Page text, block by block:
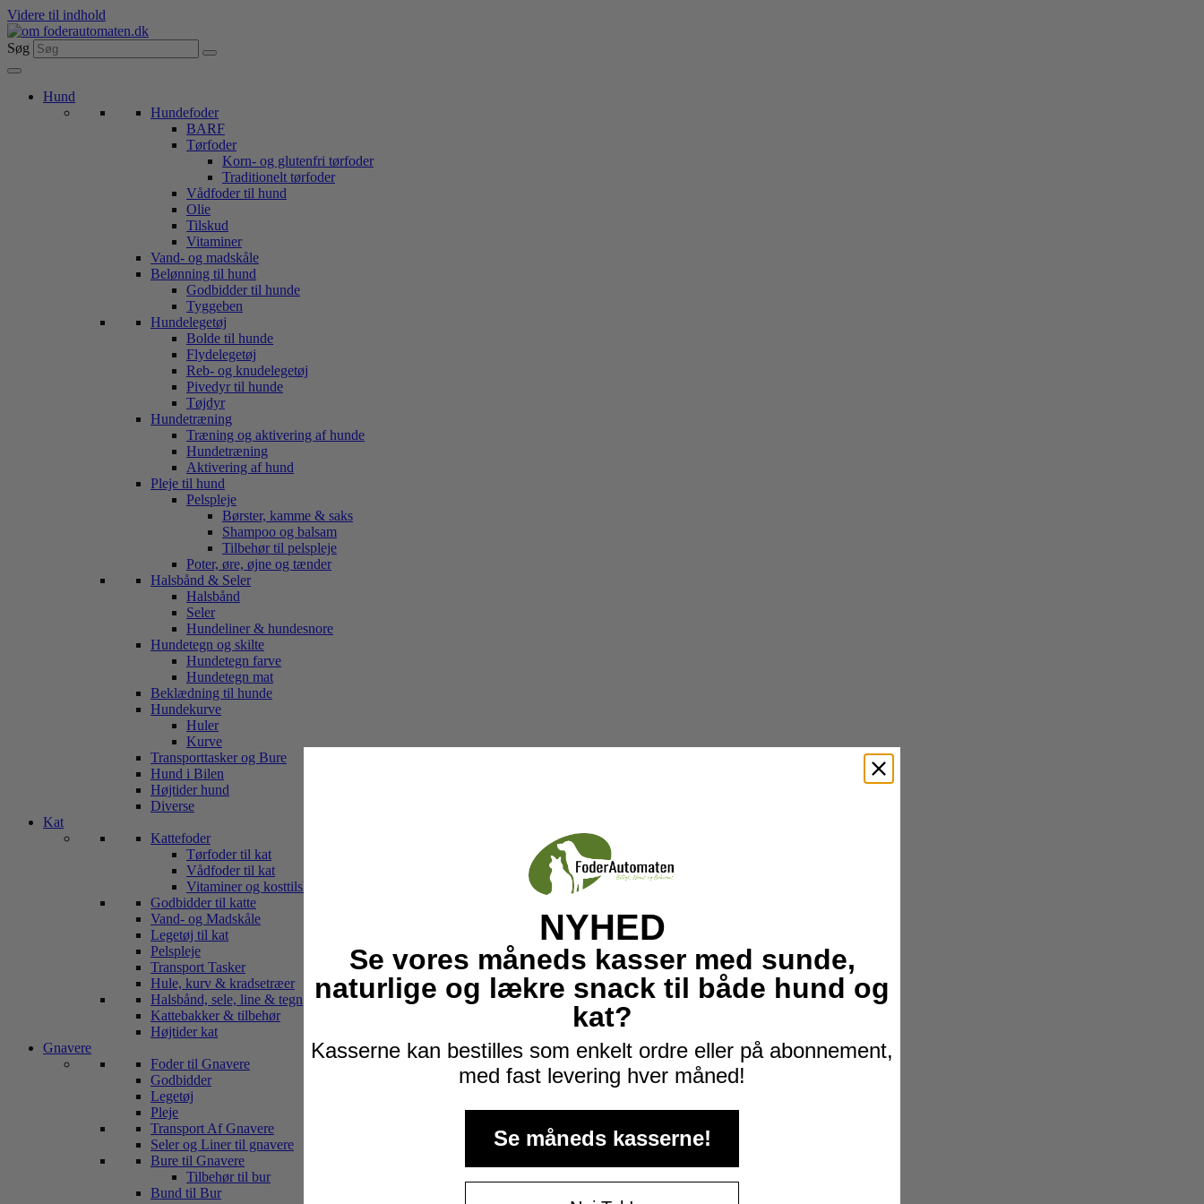
Videre til indhold
Søg
Hund
Hundefoder
BARF
Tørfoder
Korn- og glutenfri tørfoder
Traditionelt tørfoder
Vådfoder til hund
Olie
Tilskud
Vitaminer
Vand- og madskåle
Belønning til hund
Godbidder til hunde
Tyggeben
Hundelegetøj
Bolde til hunde
Flydelegetøj
Reb- og knudelegetøj
Pivedyr til hunde
Tøjdyr
Hundetræning
Træning og aktivering af hunde
Hundetræning
Aktivering af hund
Pleje til hund
Pelspleje
Børster, kamme & saks
Shampoo og balsam
Tilbehør til pelspleje
Poter, øre, øjne og tænder
Halsbånd & Seler
Halsbånd
Seler
Hundeliner & hundesnore
Hundetegn og skilte
Hundetegn farve
Hundetegn mat
Beklædning til hunde
Hundekurve
Huler
Kurve
Transporttasker og Bure
Hund i Bilen
Højtider hund
Diverse
Kat
Kattefoder
Tørfoder til kat
Vådfoder til kat
Vitaminer og kosttilskud
Godbidder til katte
Vand- og Madskåle
Legetøj til kat
Pelspleje
Transport Tasker
Hule, kurv & kradsetræer
Halsbånd, sele, line & tegn
Kattebakker & tilbehør
Højtider kat
Gnavere
Foder til Gnavere
Godbidder
Legetøj
Pleje
Transport Af Gnavere
Seler og Liner til gnavere
Bure til Gnavere
Tilbehør til bur
Bund til Bur
NYHED
Se vores måneds kasser med sunde,
naturlige og lækre snack til både hund og
kat?
Kasserne kan bestilles som enkelt ordre eller på abonnement,
med fast levering hver måned!
Se måneds kasserne!